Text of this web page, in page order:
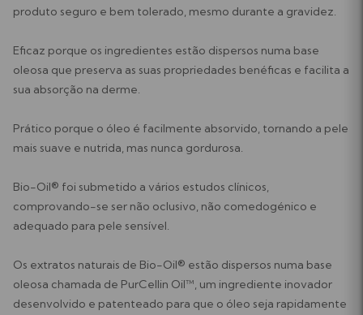
produto seguro e bem tolerado, mesmo durante a gravidez.
Eficaz porque os ingredientes estão dispersos numa base
oleosa que preserva as suas propriedades benéficas e facilita a
sua absorção na derme.
Prático porque o óleo é facilmente absorvido, tornando a pele
mais suave e nutrida, mas nunca gordurosa.
Bio-Oil® foi submetido a vários estudos clínicos,
comprovando-se ser não oclusivo, não comedogénico e
adequado para pele sensível.
Os extratos naturais de Bio-Oil® estão dispersos numa base
oleosa chamada de PurCellin Oil™, um ingrediente inovador
desenvolvido e patenteado para que o óleo seja rapidamente